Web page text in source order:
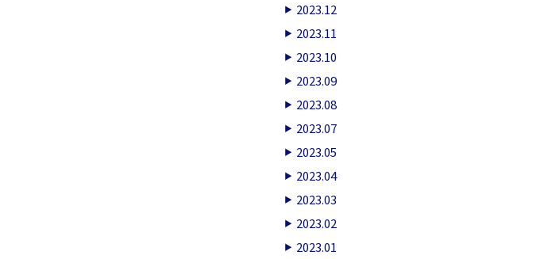
2023.12
2023.11
2023.10
2023.09
2023.08
2023.07
2023.05
2023.04
2023.03
2023.02
2023.01